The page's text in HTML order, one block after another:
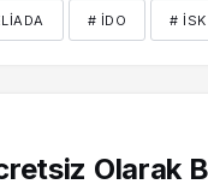
# İDO #
Olarak